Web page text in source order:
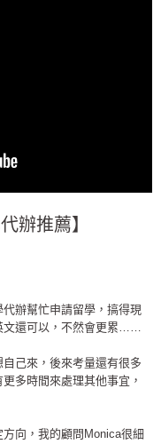
辦推薦】
辦幫忙申請留學，搞得現
文還可以，不然會更累……
己來，後來考量還有很多
多時間來處理其他事宜，
向，我的顧問Monica很細